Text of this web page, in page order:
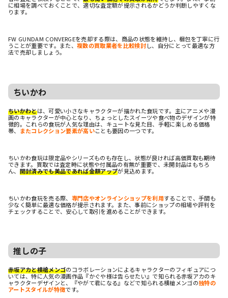
に相場を調べておくことで、適切な査定額が提示されるかどうか判断しやすくな
ります。
FW GUNDAM CONVERGEを売却する際は、商品の状態を維持し、梱包を丁寧に行
うことが重要です。また、複数の買取業者を比較検討し、自分にとって最適な方
法で売却しましょう。
ちいかわ
ちいかわとは、可愛い小さなキャラクターが描かれた食玩です。主にアニメや漫
画のキャラクターが中心となり、ちょっとしたスイーツや食べ物のデザインが特
徴的。これらの食玩が人気な理由は、キュートな見た目、手軽に楽しめる価格
帯、 またコレクション要素が高いことも要因の一つです。
ちいかわ食玩は限定品やシリーズものも存在し、状態が良ければ高価買取も期待
できます。買取では査定時に状態や付属品の有無が重要で、未開封品はもちろ
ん、 開封済みでも美品であれば金額アップが見込めます。
ちいかわ食玩を売る際、 専門店やオンラインショップを利用することで、手間も
少なく簡単に最適な価格が提示されます。また、事前にショップの相場や評判を
チェックすることで、安心して取引を進めることができます。
推しの子
赤坂アカと横槍メンゴのコラボレーションによるキャラクターのフィギュアにつ
いては、特に人気の漫画作品『かぐや様は告らせたい』で知られる赤坂アカのキ
ャラクターデザインと、『やがて君になる』などで知られる横槍メンゴの独特の
アートスタイルが特徴です。